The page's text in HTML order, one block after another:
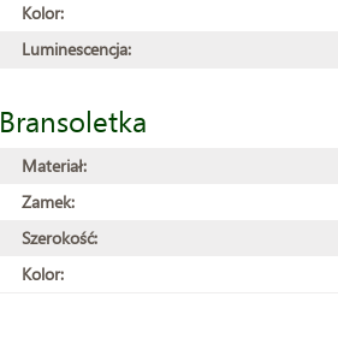
Kolor:
Luminescencja:
Bransoletka
Materiał:
Zamek:
Szerokość:
Kolor: